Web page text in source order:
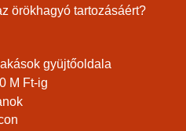
örökhagyó tartozásáért?
gyüjtőoldala
M Ft-ig